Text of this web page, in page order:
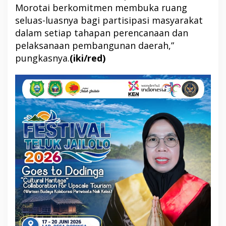
Morotai berkomitmen membuka ruang
seluas-luasnya bagi partisipasi masyarakat
dalam setiap tahapan perencanaan dan
pelaksanaan pembangunan daerah,”
pungkasnya.(iki/red)